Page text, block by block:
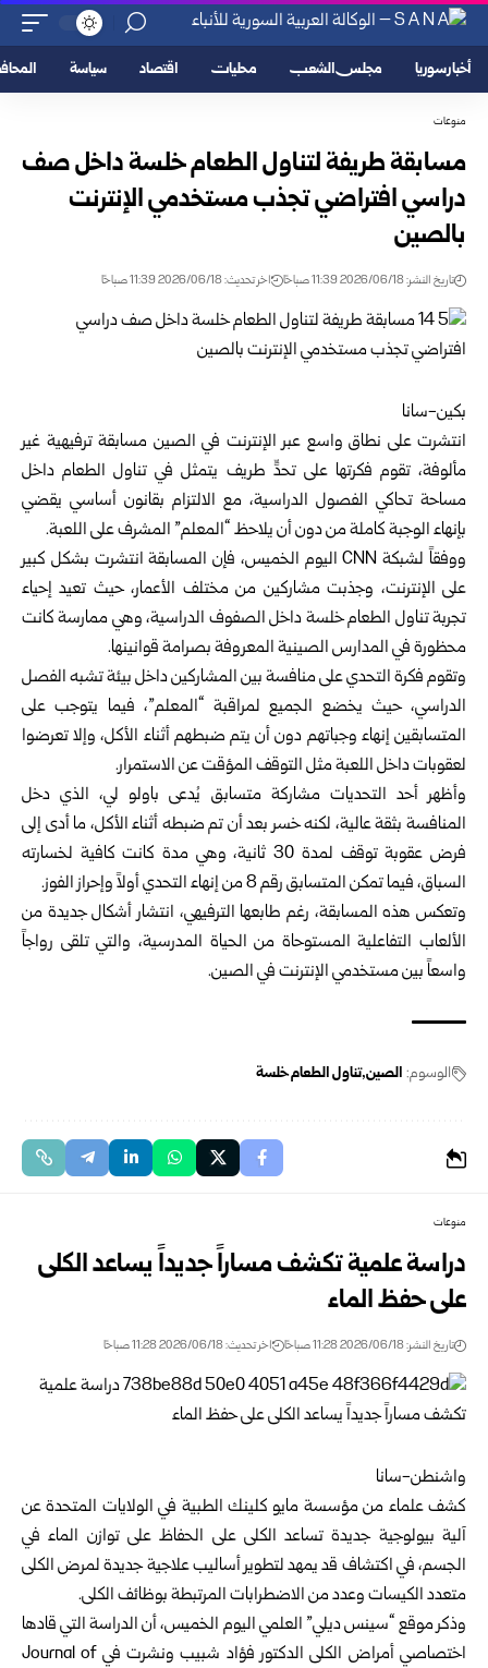
أخبار سوريا مجلس الشعب محليات اقتصاد سياسة
منوعات
مسابقة طريفة لتناول الطعام خلسة داخل صف
دراسي افتراضي تجذب مستخدمي الإنترنت
بالصين
تاريخ النشر: 2026/06/18 11:39 صباحًا اخر تحديث: 2026/06/18 11:39 صباحًا
بكين-سانا
انتشرت على نطاق واسع عبر الإنترنت في الصين مسابقة ترفيهية غير
مألوفة، تقوم فكرتها على تحدٍّ طريف يتمثل في تناول الطعام داخل
مساحة تحاكي الفصول الدراسية، مع الالتزام بقانون أساسي يقضي
بإنهاء الوجبة كاملة من دون أن يلاحظ “المعلم” المشرف على اللعبة.
ووفقاً لشبكة CNN اليوم الخميس، فإن المسابقة انتشرت بشكل كبير
على الإنترنت، وجذبت مشاركين من مختلف الأعمار، حيث تعيد إحياء
تجربة تناول الطعام خلسة داخل الصفوف الدراسية، وهي ممارسة كانت
محظورة في المدارس الصينية المعروفة بصرامة قوانينها.
وتقوم فكرة التحدي على منافسة بين المشاركين داخل بيئة تشبه الفصل
الدراسي، حيث يخضع الجميع لمراقبة “المعلم”، فيما يتوجب على
المتسابقين إنهاء وجباتهم دون أن يتم ضبطهم أثناء الأكل، وإلا تعرضوا
لعقوبات داخل اللعبة مثل التوقف المؤقت عن الاستمرار.
وأظهر أحد التحديات مشاركة متسابق يُدعى باولو لي، الذي دخل
المنافسة بثقة عالية، لكنه خسر بعد أن تم ضبطه أثناء الأكل، ما أدى إلى
فرض عقوبة توقف لمدة 30 ثانية، وهي مدة كانت كافية لخسارته
السباق، فيما تمكن المتسابق رقم 8 من إنهاء التحدي أولاً وإحراز الفوز.
وتعكس هذه المسابقة، رغم طابعها الترفيهي، انتشار أشكال جديدة من
الألعاب التفاعلية المستوحاة من الحياة المدرسية، والتي تلقى رواجاً
واسعاً بين مستخدمي الإنترنت في الصين.
الوسوم: الصين تناول الطعام خلسة
منوعات
دراسة علمية تكشف مساراً جديداً يساعد الكلى
على حفظ الماء
تاريخ النشر: 2026/06/18 11:28 صباحًا اخر تحديث: 2026/06/18 11:28 صباحًا
واشنطن-سانا
كشف علماء من مؤسسة مايو كلينك الطبية في الولايات المتحدة عن
آلية بيولوجية جديدة تساعد الكلى على الحفاظ على توازن الماء في
الجسم، في اكتشاف قد يمهد لتطوير أساليب علاجية جديدة لمرض الكلى
متعدد الكيسات وعدد من الاضطرابات المرتبطة بوظائف الكلى.
وذكر موقع “سينس ديلي” العلمي اليوم الخميس، أن الدراسة التي قادها
اختصاصي أمراض الكلى الدكتور فؤاد شبيب ونشرت في Journal of